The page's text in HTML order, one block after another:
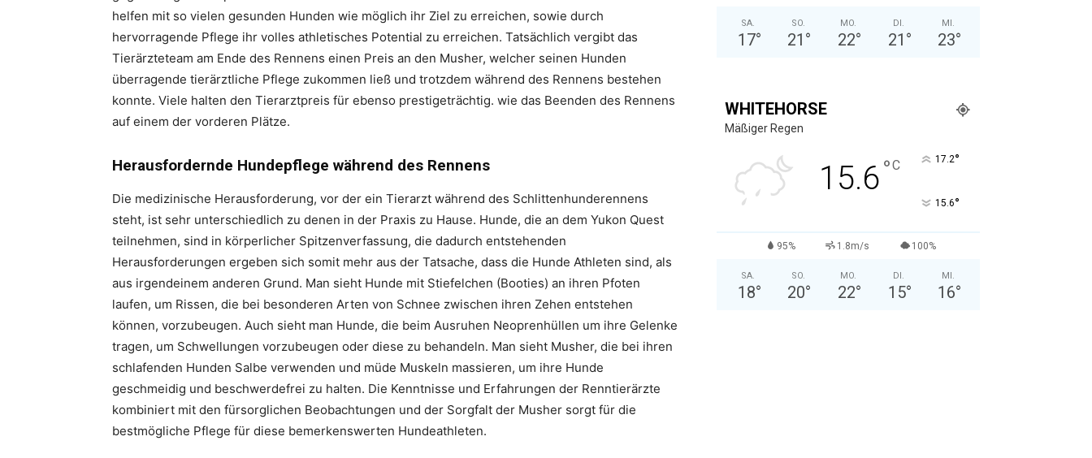
helfen mit so vielen gesunden Hunden wie möglich ihr Ziel zu erreichen, sowie durch
hervorragende Pflege ihr volles athletisches Potential zu erreichen. Tatsächlich vergibt das
Tierärzteteam am Ende des Rennens einen Preis an den Musher, welcher seinen Hunden
überragende tierärztliche Pflege zukommen ließ und trotzdem während des Rennens bestehen
konnte. Viele halten den Tierarztpreis für ebenso prestigeträchtig. wie das Beenden des Rennens
auf einem der vorderen Plätze.
Herausfordernde Hundepflege während des Rennens
Die medizinische Herausforderung, vor der ein Tierarzt während des Schlittenhunderennens
steht, ist sehr unterschiedlich zu denen in der Praxis zu Hause. Hunde, die an dem Yukon Quest
teilnehmen, sind in körperlicher Spitzenverfassung, die dadurch entstehenden
Herausforderungen ergeben sich somit mehr aus der Tatsache, dass die Hunde Athleten sind, als
aus irgendeinem anderen Grund. Man sieht Hunde mit Stiefelchen (Booties) an ihren Pfoten
laufen, um Rissen, die bei besonderen Arten von Schnee zwischen ihren Zehen entstehen
können, vorzubeugen. Auch sieht man Hunde, die beim Ausruhen Neoprenhüllen um ihre Gelenke
tragen, um Schwellungen vorzubeugen oder diese zu behandeln. Man sieht Musher, die bei ihren
schlafenden Hunden Salbe verwenden und müde Muskeln massieren, um ihre Hunde
geschmeidig und beschwerdefrei zu halten. Die Kenntnisse und Erfahrungen der Renntierärzte
kombiniert mit den fürsorglichen Beobachtungen und der Sorgfalt der Musher sorgt für die
bestmögliche Pflege für diese bemerkenswerten Hundeathleten.
SA.
17°
SO.
21 °
MO.
22°
DI.
21 °
MI.
23°
WHITEHORSE
Mäßiger Regen
15.6°C 17.2°
15.6°
95% 1.8m/s 100%
SA.
18°
SO.
20°
MO.
22°
DI.
15°
MI.
16°